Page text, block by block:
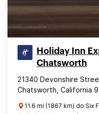
Holiday Inn
Chatsworth
21340 Devonshire
Chatsworth, California
11.6 mi (1867 km) do Six